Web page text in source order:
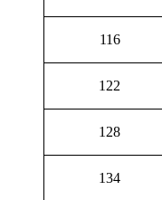
116
122
128
134